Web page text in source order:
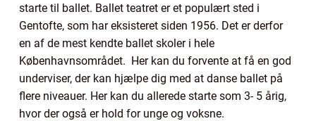
starte til ballet. Ballet teatret er et populært sted i
Gentofte, som har eksisteret siden 1956. Det er derfor
en af de mest kendte ballet skoler i hele
Københavnsområdet. Her kan du forvente at få en god
underviser, der kan hjælpe dig med at danse ballet på
flere niveauer. Her kan du allerede starte som 3- 5 årig,
hvor der også er hold for unge og voksne.